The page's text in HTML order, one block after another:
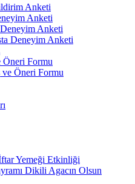
Anketi
Anketi
Anketi
Deneyim Anketi
Öneri Formu
ve Öneri Formu
Yemeği Etkinliği
Dikili Agacın Olsun